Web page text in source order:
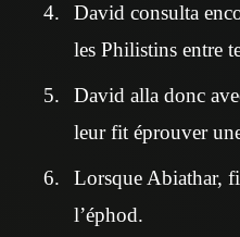
David consulta
les Philistins entre
David alla donc
leur fit éprouver
Lorsque Abiathar,
l’éphod.